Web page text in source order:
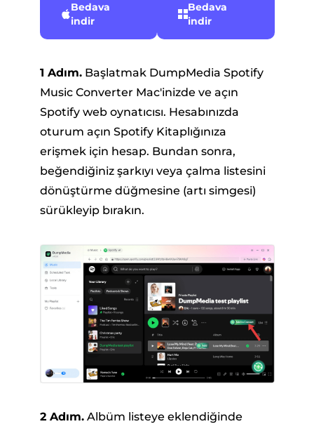
Bedava
indir
Bedava
indir
1 Adım.Başlatmak DumpMedia Spotify
Music Converter Mac'inizde ve açın
Spotify web oynatıcısı. Hesabınızda
oturum açın Spotify Kitaplığınıza
erişmek için hesap. Bundan sonra,
beğendiğiniz şarkıyı veya çalma listesini
dönüştürme düğmesine (artı simgesi)
sürükleyip bırakın.
2 Adım.Albüm listeye eklendiğinde